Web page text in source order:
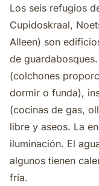
Los seis refugios
Cupidoskraal,
Alleen) son
de
(colchones
dormir o funda),
(cocinas de gas,
libre y aseos. La
iluminación. El
algunos tienen
fría.